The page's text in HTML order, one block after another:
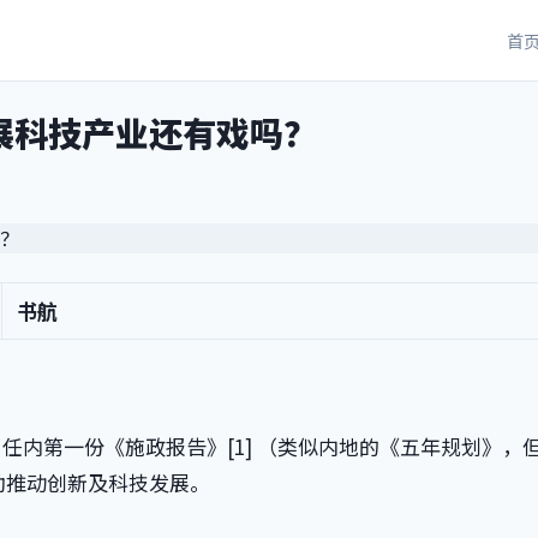
首
技产业还有戏吗？
书航
内第一份《施政报告》[1] （类似内地的《五年规划》，
动创新及科技发展。